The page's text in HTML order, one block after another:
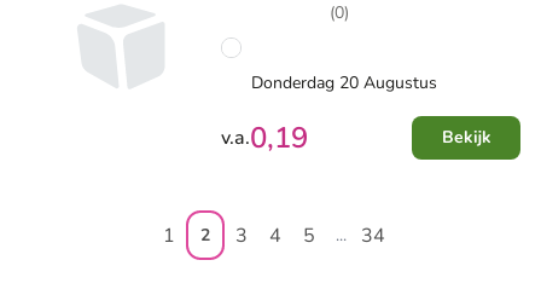
(0)
Donderdag 20 Augustus
v.a.0,19 Bekijk
1 2 3 4 5 ... 34